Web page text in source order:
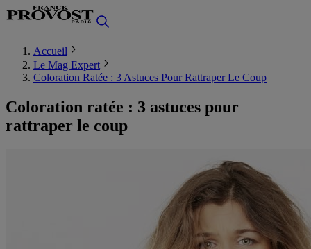
Accueil
Le Mag Expert
Coloration Ratée : 3 Astuces Pour Rattraper Le Coup
Coloration ratée : 3 astuces pour
rattraper le coup